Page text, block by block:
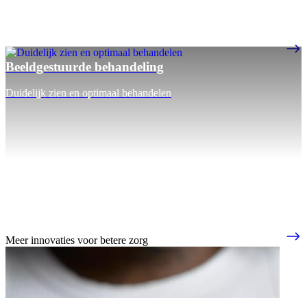
Beeldgestuurde behandeling
Duidelijk zien en optimaal behandelen
Meer innovaties voor betere zorg